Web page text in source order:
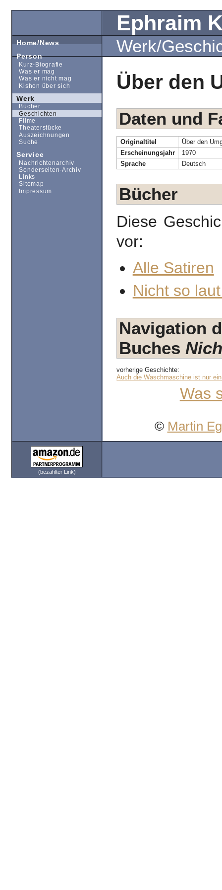
Ephraim
Werk/
Über den
Daten und
Originaltitel
Über den
Erscheinungsjahr
1970
Sprache
Deutsch
Bücher
Diese
vor:
Alle Satiren
Nicht so
Navigation
Buches
vorherige Geschichte:
Auch die Waschmaschine ist nur
Was
© Martin
(bezahlter Link)
Home/News
Person
Kurz-Biografie
Was er mag
Was er nicht mag
Kishon über sich
Werk
Bücher
Geschichten
Filme
Theaterstücke
Auszeichnungen
Suche
Service
Nachrichtenarchiv
Sonderseiten-Archiv
Links
Sitemap
Impressum